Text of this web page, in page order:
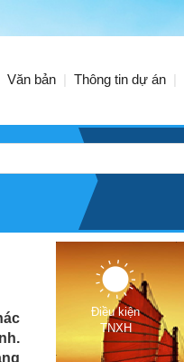
Văn bản Thông tin dự án
Điều kiện
TNXH